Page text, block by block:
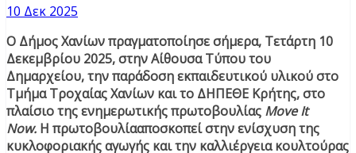
10 Δεκ 2025
Ο Δήμος Χανίων πραγματοποίησε σήμερα, Τετάρτη 10
Δεκεμβρίου 2025, στην Αίθουσα Τύπου του
Δημαρχείου, την παράδοση εκπαιδευτικού υλικού στο
Τμήμα Τροχαίας Χανίων και το ΔΗΠΕΘΕ Κρήτης, στο
πλαίσιο της ενημερωτικής πρωτοβουλίας Move It
Now. Η πρωτοβουλίααποσκοπεί στην ενίσχυση της
κυκλοφοριακής αγωγής και την καλλιέργεια κουλτούρας